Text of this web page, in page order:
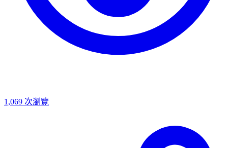
1,069 次瀏覽